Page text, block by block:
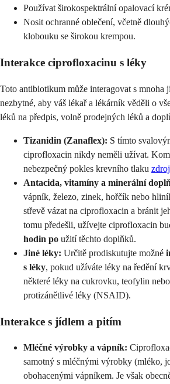
Používat širokospektrální opalovací
Nosit ochranné oblečení, včetně
klobouku se širokou krempou.
Interakce ciprofloxacinu s léky
Toto antibiotikum může interagovat s mnoha
nezbytné, aby váš lékař a lékárník věděli o
léků na předpis, volně prodejných léků a
Tizanidin (Zanaflex): S tímto
ciprofloxacin nikdy neměli užívat.
nebezpečný pokles krevního tlaku zdroj
Antacida, vitamíny a minerální
vápník, železo, zinek, hořčík nebo
střevě vázat na ciprofloxacin a bránit
tomu předešli, užívejte ciprofloxacin
hodin po užití těchto doplňků.
Jiné léky: Určitě prodiskutujte možné
s léky, pokud užíváte léky na ředění
některé léky na cukrovku, teofylin
protizánětlivé léky (NSAID).
Interakce s jídlem a pitím
Mléčné výrobky a vápník:
samotný s mléčnými výrobky (mléko,
obohacenými vápníkem. Je však